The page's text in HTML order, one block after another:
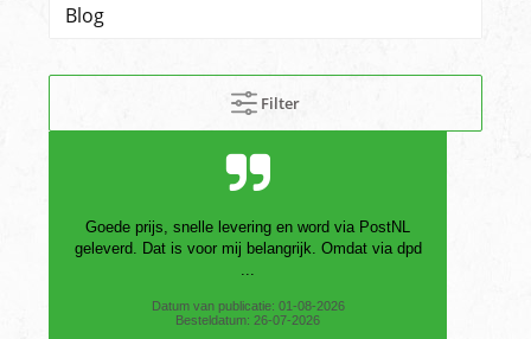
Blog
Filter
Goede prijs, snelle levering en word via PostNL
geleverd. Dat is voor mij belangrijk. Omdat via dpd
Datum van publicatie: 01-08-2026
Besteldatum: 26-07-2026